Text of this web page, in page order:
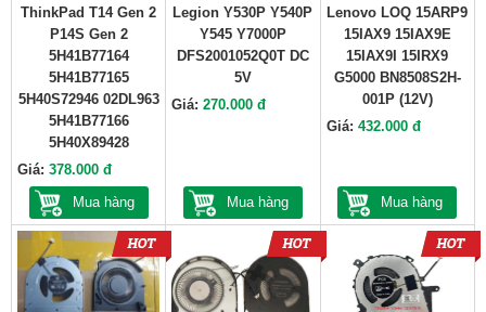
ThinkPad T14 Gen 2
P14S Gen 2
5H41B77164
5H41B77165
5H40S72946 02DL963
5H41B77166
5H40X89428
Giá: 378.000 đ
Mua hàng
Legion Y530P Y540P
Y545 Y7000P
DFS2001052Q0T DC
5V
Giá:270.000 đ
Mua hàng
Lenovo LOQ 15ARP9
15IAX9 15IAX9E
15IAX9I 15IRX9
G5000 BN8508S2H-
001P (12V)
Giá: 432.000 đ
Mua hàng